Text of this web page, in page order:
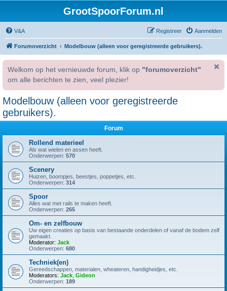
GrootSpoorForum.nl
V&A Aanmelden
Registreer
Forumoverzicht Modelbouw (alleen voor geregistreerde gebruikers).
Welkom op het vernieuwde forum, klik op "forumoverzicht"
om alle berichten te zien, veel plezier!
Modelbouw (alleen voor geregistreerde
gebruikers).
Forum
Rollend materieel
Als wat wielen en assen heeft.
Onderwerpen: 570
Scenery
Huizen, boompjes, beestjes, poppetjes, etc.
Onderwerpen: 314
Spoor
Alles wat met rails te maken heeft.
Onderwerpen: 265
Om- en zelfbouw
Uw eigen creaties op basis van bestaande onderdelen of vanaf de bodem zelf
gemaakt.
Moderator: Jack
Onderwerpen: 680
Techniek(en)
Gereedschappen, materialen, wheateren, handigheidjes, etc.
Moderators: Jack Gideon
Onderwerpen: 189